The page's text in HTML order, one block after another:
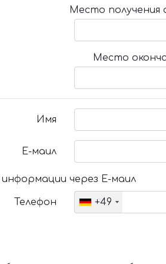
Место получения
Место
Имя
Е-маил
через Е-маил
Телефон +49